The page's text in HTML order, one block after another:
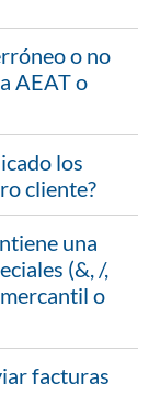
o no
AEAT o
los
cliente?
una
(&, /,
mercantil o
facturas